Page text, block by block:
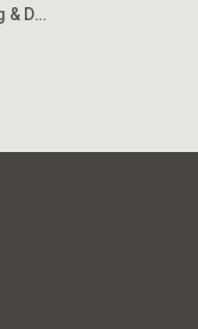
Sonaira – 90's-10's Live Zang & Dans Act